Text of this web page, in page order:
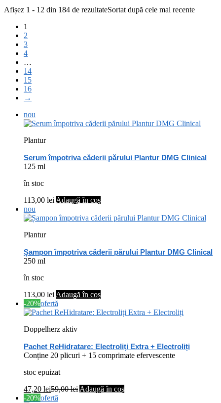
Afișez 1 - 12 din 184 de rezultateSortat după cele mai recente
1
2
3
4
…
14
15
16
→
nou
Plantur
Serum împotriva căderii părului Plantur DMG Clinical
125 ml
în stoc
113,00 lei Adaugă în coș
nou
Plantur
Șampon împotriva căderii părului Plantur DMG Clinical
250 ml
în stoc
113,00 lei Adaugă în coș
-20%ofertă
Doppelherz aktiv
Pachet ReHidratare: Electroliți Extra + Electroliți
Conține 20 plicuri + 15 comprimate efervescente
stoc epuizat
47,20 lei59,00lei Adaugă în coș
-20%ofertă